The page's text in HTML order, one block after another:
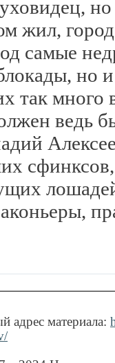
жил,
самые
но
так
ведь
сфинксов,
адрес материала: